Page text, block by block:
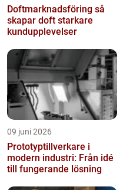
Doftmarknadsföring så
skapar doft starkare
kundupplevelser
09 juni 2026
Prototyptillverkare i
modern industri: Från idé
till fungerande lösning